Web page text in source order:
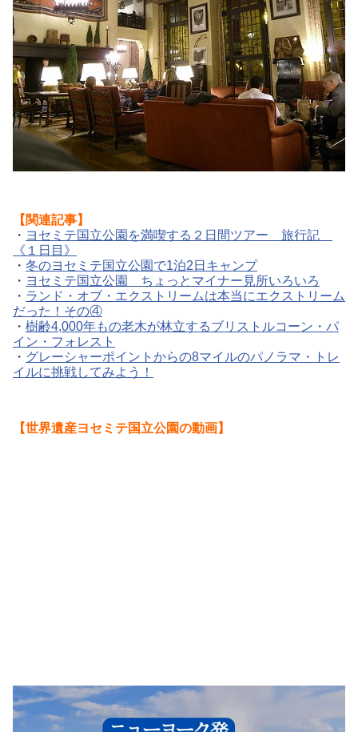
【関連記事】
・ ヨセミテ国立公園を満喫する２日間ツアー 旅行記
《１日目》
・ 冬のヨセミテ国立公園で1泊2日キャンプ
・ ヨセミテ国立公園 ちょっとマイナー見所いろいろ
・ ランド・オブ・エクストリームは本当にエクストリーム
だった！その④
・ 樹齢4,000年もの老木が林立するブリストルコーン・パ
イン・フォレスト
・ グレーシャーポイントからの8マイルのパノラマ・トレ
イルに挑戦してみよう！
【世界遺産ヨセミテ国立公園の動画】